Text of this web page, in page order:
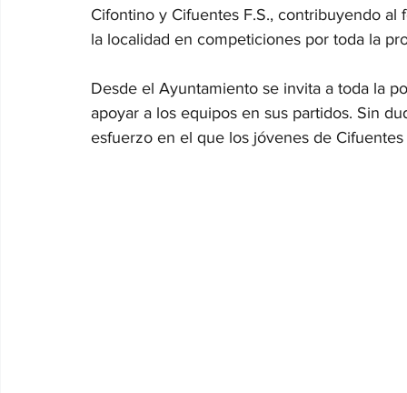
Cifontino y Cifuentes F.S., contribuyendo
la localidad en competiciones por toda la
Desde el Ayuntamiento se invita a toda la
apoyar a los equipos en sus partidos. Sin
esfuerzo en el que los jóvenes de